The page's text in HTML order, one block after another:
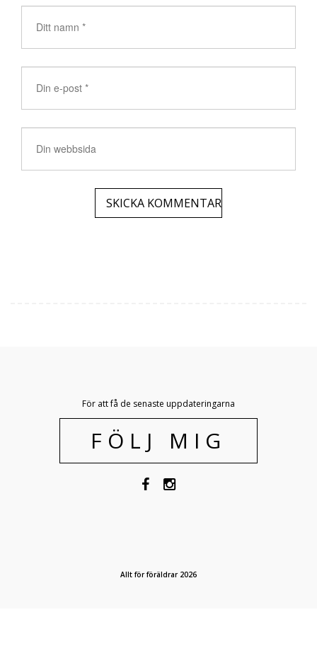
För att få de senaste uppdateringarna
FÖLJ MIG
Allt för föräldrar 2026